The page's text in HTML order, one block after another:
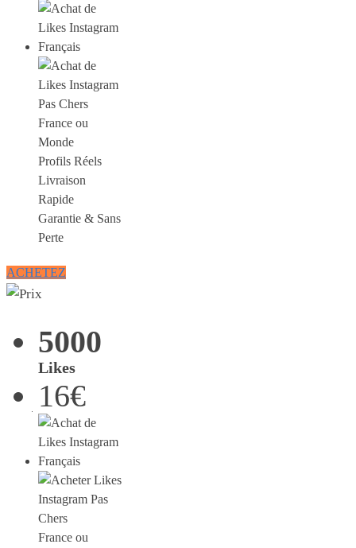
France ou
Monde
Profils Réels
Livraison
Rapide
Garantie & Sans
Perte
ACHETEZ
5000
Likes
16€
France ou